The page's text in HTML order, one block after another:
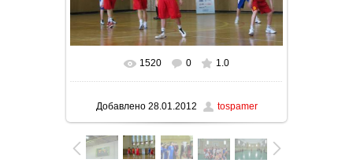
В реальном размере 1600x1200
131.8Kb
1520 0 1.0
Добавлено28.01.2012 tospamer